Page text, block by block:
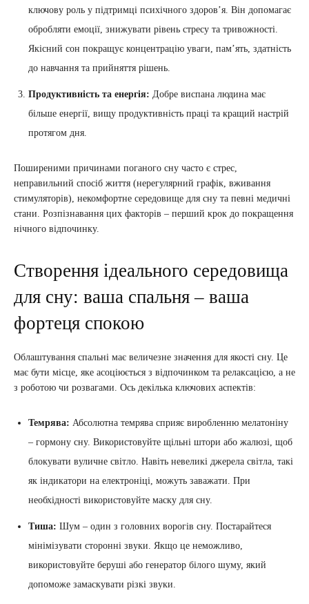
ключову роль у підтримці психічного здоров’я. Він допомагає
обробляти емоції, знижувати рівень стресу та тривожності.
Якісний сон покращує концентрацію уваги, пам’ять, здатність
до навчання та прийняття рішень.
Продуктивність та енергія: Добре виспана людина має
більше енергії, вищу продуктивність праці та кращий настрій
протягом дня.
Поширеними причинами поганого сну часто є стрес,
неправильний спосіб життя (нерегулярний графік, вживання
стимуляторів), некомфортне середовище для сну та певні медичні
стани. Розпізнавання цих факторів – перший крок до покращення
нічного відпочинку.
Створення ідеального середовища
для сну: ваша спальня – ваша
фортеця спокою
Облаштування спальні має величезне значення для якості сну. Це
має бути місце, яке асоціюється з відпочинком та релаксацією, а не
з роботою чи розвагами. Ось декілька ключових аспектів:
Темрява: Абсолютна темрява сприяє виробленню мелатоніну
– гормону сну. Використовуйте щільні штори або жалюзі, щоб
блокувати вуличне світло. Навіть невеликі джерела світла, такі
як індикатори на електроніці, можуть заважати. При
необхідності використовуйте маску для сну.
Тиша: Шум – один з головних ворогів сну. Постарайтеся
мінімізувати сторонні звуки. Якщо це неможливо,
використовуйте беруші або генератор білого шуму, який
допоможе замаскувати різкі звуки.